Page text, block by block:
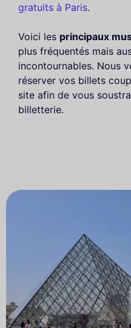
gratuits à Paris.
Voici les principaux
plus fréquentés mais
incontournables. Nous
réserver vos billets
site afin de vous
billetterie.